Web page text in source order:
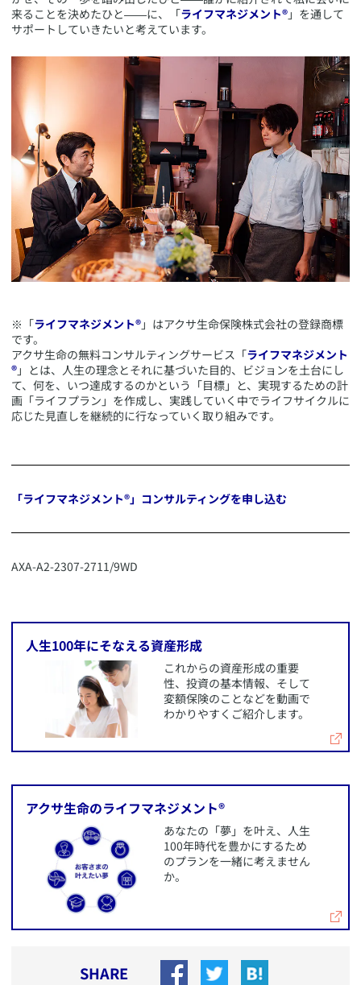
来ることを決めたひと――に、「ライフマネジメント®」を通して
サポートしていきたいと考えています。
​※「ライフマネジメント®」はアクサ生命保険株式会社の登録商標
です。
アクサ生命の無料コンサルティングサービス「ライフマネジメント
®」とは、人生の理念とそれに基づいた目的、ビジョンを土台にし
て、何を、いつ達成するのかという「目標」と、実現するための計
画「ライフプラン」を作成し、実践していく中でライフサイクルに
応じた見直しを継続的に行なっていく取り組みです。
「ライフマネジメント®」コンサルティングを申し込む
​AXA-A2-2307-2711/9WD
​人生100年にそなえる資産形成
​これからの資産形成の重要
性、投資の基本情報、そして
変額保険のことなどを動画で
わかりやすくご紹介します。
​アクサ生命のライフマネジメント®
​あなたの「夢」を叶え、人生
100年時代を豊かにするため
のプランを一緒に考えません
か。
SHARE